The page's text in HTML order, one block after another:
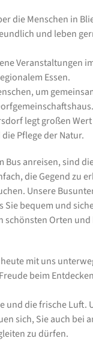
die Menschen in
und leben
Veranstaltungen
Essen.
um
legt großen
Pflege der Natur.
Bus anreisen, sind
die Gegend zu
Unsere
Sie bequem und
schönsten Orten
mit uns
beim
und die frische Luft.
sich, Sie auch bei
zu dürfen.